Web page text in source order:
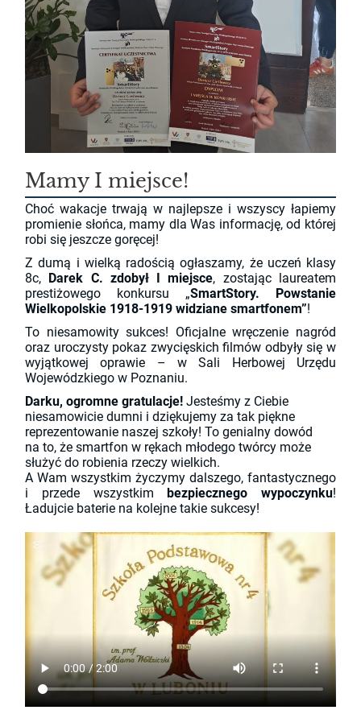
Mamy I miejsce!
Choć wakacje trwają w najlepsze i wszyscy łapiemy
promienie słońca, mamy dla Was informację, od której
robi się jeszcze goręcej!
Z dumą i wielką radością ogłaszamy, że uczeń klasy
8c,
Darek C. zdobył I miejsce, zostając laureatem
prestiżowego konkursu „SmartStory. Powstanie
Wielkopolskie 1918-1919 widziane smartfonem”!
To niesamowity sukces! Oficjalne wręczenie nagród
oraz uroczysty pokaz zwycięskich filmów odbyły się w
wyjątkowej oprawie – w Sali Herbowej Urzędu
Wojewódzkiego w Poznaniu.
Darku, ogromne gratulacje! Jesteśmy z Ciebie
niesamowicie dumni i dziękujemy za tak piękne
reprezentowanie naszej szkoły! To genialny dowód
na to, że smartfon w rękach młodego twórcy może
służyć do robienia rzeczy wielkich.
A Wam wszystkim życzymy dalszego, fantastycznego
i przede wszystkim
bezpiecznego wypoczynku!
Ładujcie baterie na kolejne takie sukcesy!